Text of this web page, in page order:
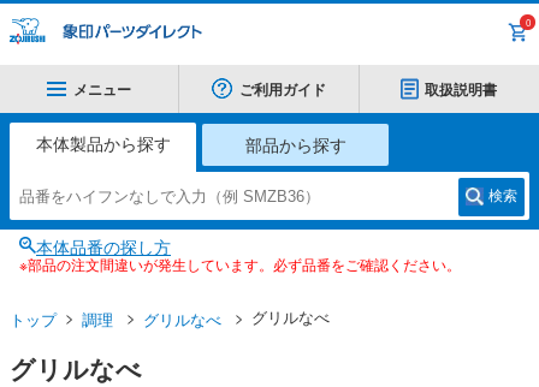
0
メニュー ご利用ガイド 取扱説明書
本体製品から探す 部品から探す
検索
本体品番の探し方
※部品の注文間違いが発生しています。必ず品番をご確認ください。
トップ 調理 グリルなべ グリルなべ
グリルなべ